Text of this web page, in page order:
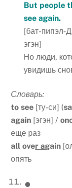
But people
see again.
[бат-пипэл-
эгэн]
Но люди,
увидишь
Словарь:
to see [ту-си] (
again [эгэн] /
еще раз
all over again
опять